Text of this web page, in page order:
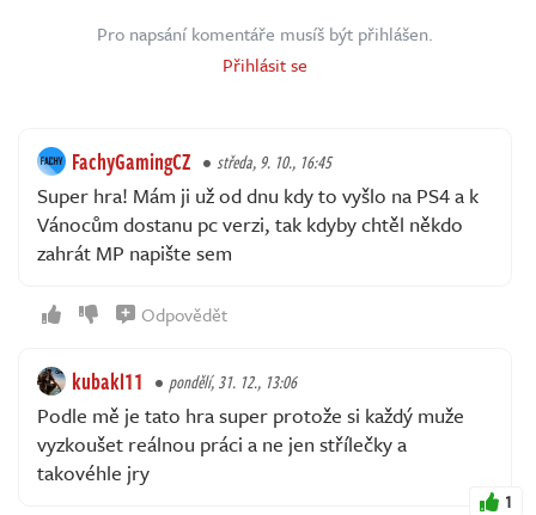
Pro napsání komentáře musíš být přihlášen.
Přihlásit se
FachyGamingCZ středa, 9. 10., 16:45
Super hra! Mám ji už od dnu kdy to vyšlo na PS4 a k
Vánocům dostanu pc verzi, tak kdyby chtěl někdo
zahrát MP napište sem
Odpovědět
kubakl11 pondělí, 31. 12., 13:06
Podle mě je tato hra super protože si každý muže
vyzkoušet reálnou práci a ne jen střílečky a
takovéhle jry
1